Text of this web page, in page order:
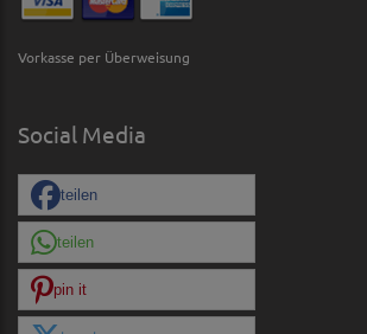
Vorkasse per Überweisung
Social Media
teilen
teilen
pin it